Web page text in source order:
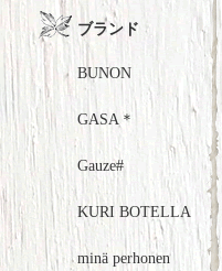
ブランド
BUNON
GASA＊
Gauze#
KURI BOTELLA
minä perhonen